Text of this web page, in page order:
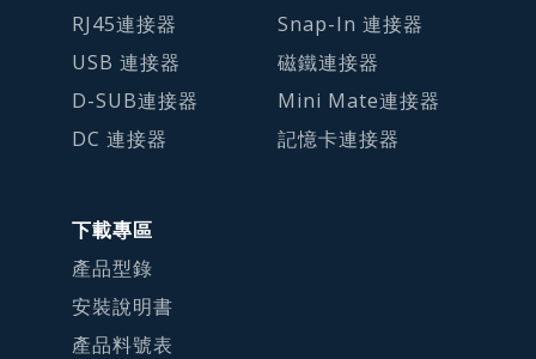
RJ45連接器
USB 連接器
D-SUB連接器
DC 連接器
Snap-In 連接器
磁鐵連接器
Mini Mate連接器
記憶卡連接器
下載專區
產品型錄
安裝說明書
產品料號表